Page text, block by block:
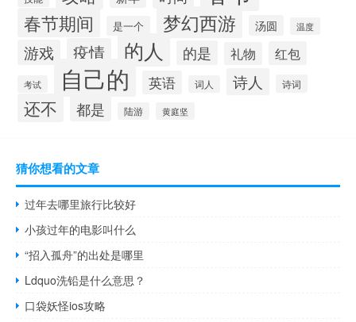
春节期间 是一个 梦幻西游 汤圆 温度
游戏 疫情 的人 的是 礼物 红包
考试 自己的 英语 词人 诗人 诗词
还不 都是 陆游 黄庭坚
猜你想看的文章
过年去哪里旅行比较好
小孩过年的电影叫什么
“招入孤舟”的出处是哪里
Ldquo洗铅是什么意思？
口袋妖怪ios攻略